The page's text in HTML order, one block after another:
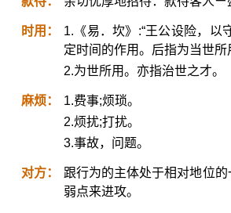
时用：
1.《易．坎》:“王公设险，以
定时间的作用。后指为当世所
2.为世所用。亦指治世之才。
麻烦：
1.费事;烦琐。
2.烦扰;打扰。
3.事故，问题。
对方：
跟行为的主体处于相对地位
弱点来进攻。